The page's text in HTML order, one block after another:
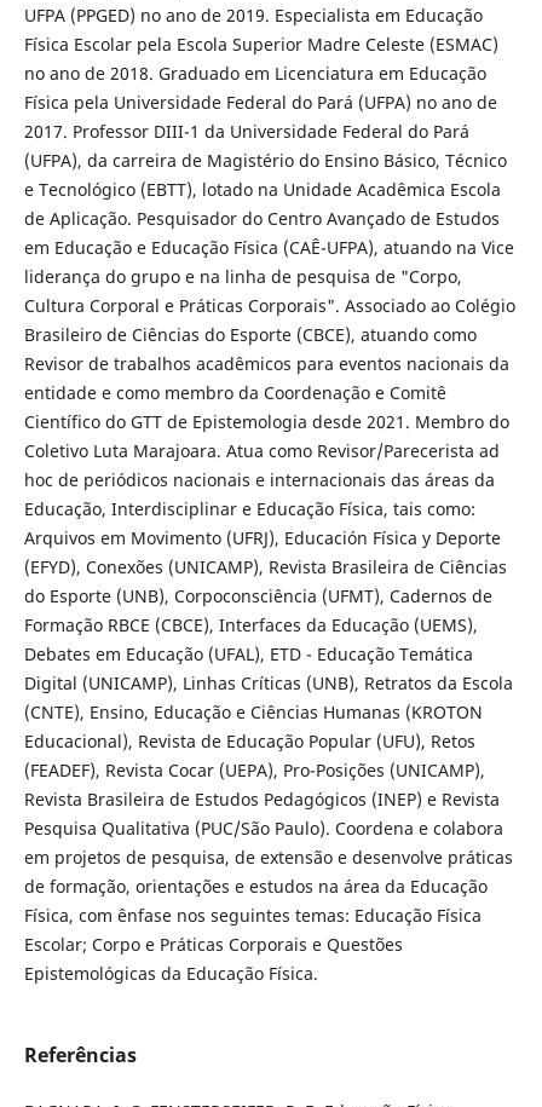
UFPA (PPGED) no ano de 2019. Especialista em Educação
Física Escolar pela Escola Superior Madre Celeste (ESMAC)
no ano de 2018. Graduado em Licenciatura em Educação
Física pela Universidade Federal do Pará (UFPA) no ano de
2017. Professor DIII-1 da Universidade Federal do Pará
(UFPA), da carreira de Magistério do Ensino Básico, Técnico
e Tecnológico (EBTT), lotado na Unidade Acadêmica Escola
de Aplicação. Pesquisador do Centro Avançado de Estudos
em Educação e Educação Física (CAÊ-UFPA), atuando na Vice
liderança do grupo e na linha de pesquisa de "Corpo,
Cultura Corporal e Práticas Corporais". Associado ao Colégio
Brasileiro de Ciências do Esporte (CBCE), atuando como
Revisor de trabalhos acadêmicos para eventos nacionais da
entidade e como membro da Coordenação e Comitê
Científico do GTT de Epistemologia desde 2021. Membro do
Coletivo Luta Marajoara. Atua como Revisor/Parecerista ad
hoc de periódicos nacionais e internacionais das áreas da
Educação, Interdisciplinar e Educação Física, tais como:
Arquivos em Movimento (UFRJ), Educación Física y Deporte
(EFYD), Conexões (UNICAMP), Revista Brasileira de Ciências
do Esporte (UNB), Corpoconsciência (UFMT), Cadernos de
Formação RBCE (CBCE), Interfaces da Educação (UEMS),
Debates em Educação (UFAL), ETD - Educação Temática
Digital (UNICAMP), Linhas Críticas (UNB), Retratos da Escola
(CNTE), Ensino, Educação e Ciências Humanas (KROTON
Educacional), Revista de Educação Popular (UFU), Retos
(FEADEF), Revista Cocar (UEPA), Pro-Posições (UNICAMP),
Revista Brasileira de Estudos Pedagógicos (INEP) e Revista
Pesquisa Qualitativa (PUC/São Paulo). Coordena e colabora
em projetos de pesquisa, de extensão e desenvolve práticas
de formação, orientações e estudos na área da Educação
Física, com ênfase nos seguintes temas: Educação Física
Escolar; Corpo e Práticas Corporais e Questões
Epistemológicas da Educação Física.
Referências